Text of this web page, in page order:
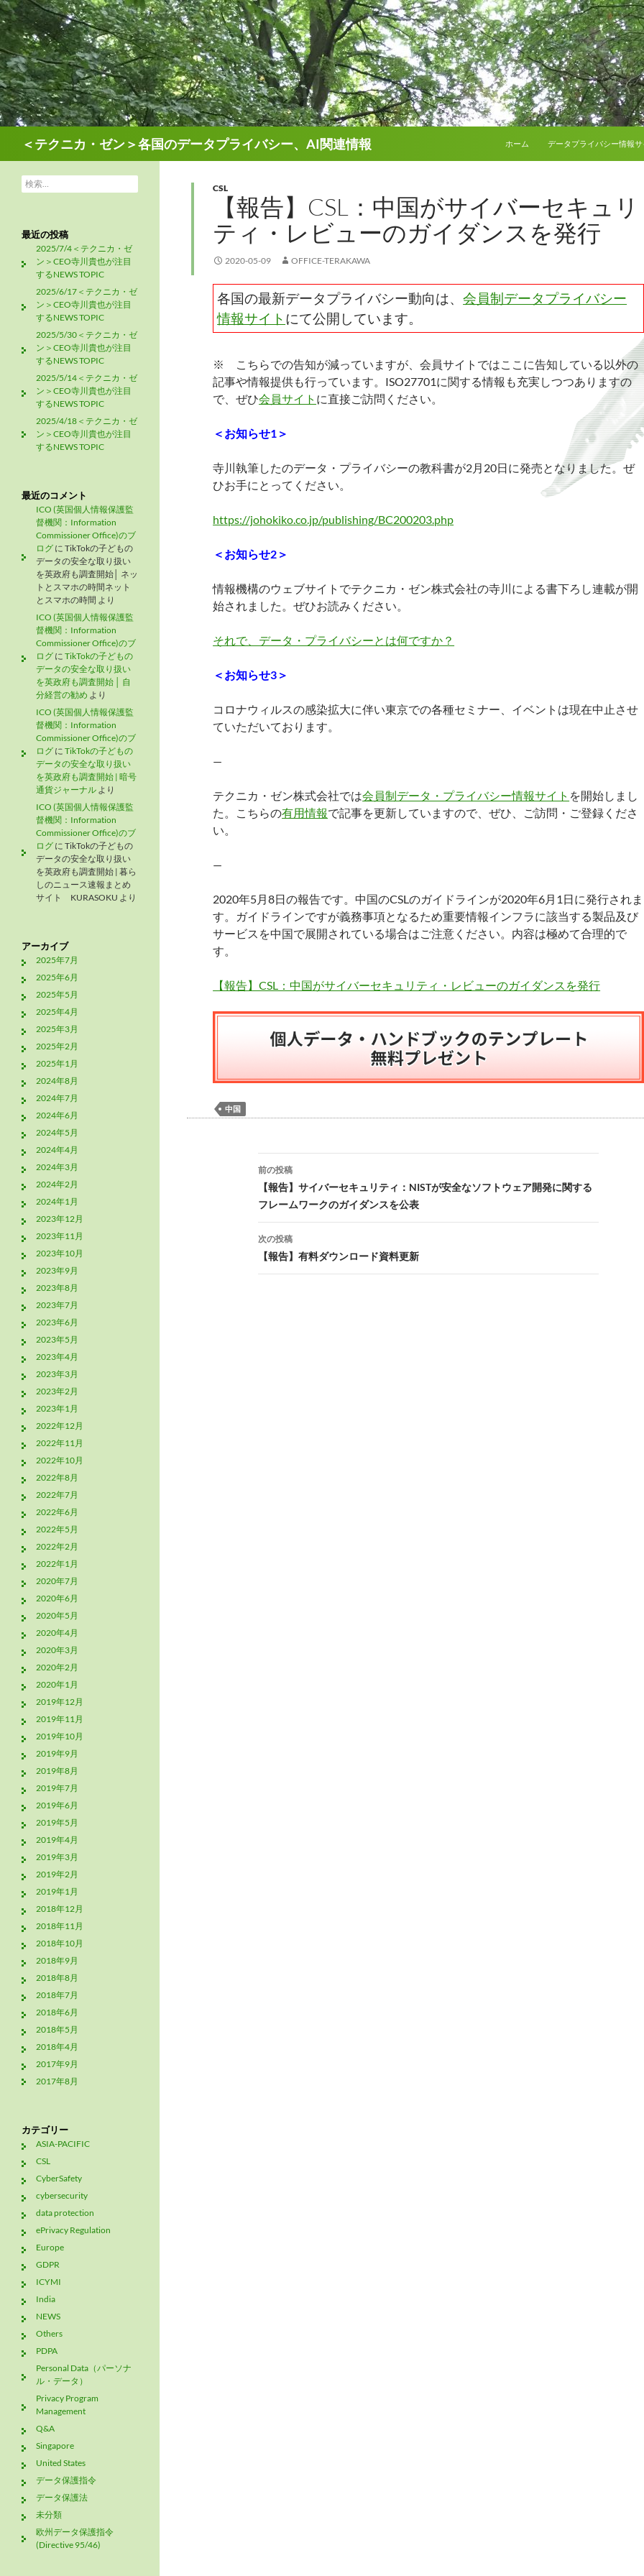
＜テクニカ・ゼン＞各国のデータプライバシー、AI関連情報
ホーム
データプライバシー情報
CSL
【報告】CSL：中国がサイバーセキュリ
ティ・レビューのガイダンスを発行
2020-05-09 OFFICE-TERAKAWA
各国の最新データプライバシー動向は、会員制データプライバシー
情報サイト にて公開しています。
※ こちらでの告知が減っていますが、会員サイトではここに告知している以外の
記事や情報提供も行っています。ISO27701に関する情報も充実しつつありますの
で、ぜひ会員サイト に直接ご訪問ください。
＜お知らせ1＞
寺川執筆したのデータ・プライバシーの教科書が2月20日に発売となりました。ぜ
ひお手にとってください。
https://johokiko.co.jp/publishing/BC200203.php
＜お知らせ2＞
情報機構のウェブサイトでテクニカ・ゼン株式会社の寺川による書下ろし連載が開
始されました。ぜひお読みください。
それで、データ・プライバシーとは何ですか？
＜お知らせ3 ＞
コロナウィルスの感染拡大に伴い東京での各種セミナー、イベントは現在中止させ
ていただいております。
—
テクニカ・ゼン株式会社では会員制データ・プライバシー情報サイト を開始しまし
た。こちらの有用情報で記事を更新していますので、ぜひ、ご訪問・ご登録くださ
い。
—
2020年5月8日の報告です。中国のCSLのガイドラインが2020年6月1日に発行されま
す。ガイドラインですが義務事項となるため重要情報インフラに該当する製品及び
サービスを中国で展開されている場合はご注意ください。内容は極めて合理的で
す。
【報告】CSL：中国がサイバーセキュリティ・レビューのガイダンスを発行
中国
投
稿
ナ
ビ
ゲ
前の投稿
【報告】サイバーセキュリティ：NISTが安全なソフトウェア開発に関する
フレームワークのガイダンスを公表
次の投稿
【報告】有料ダウンロード資料更新
検
索:
最近の投稿
2025/7/4＜テクニカ・ゼ
ン＞CEO寺川貴也が注目
するNEWS TOPIC
2025/6/17＜テクニカ・ゼ
ン＞CEO寺川貴也が注目
するNEWS TOPIC
2025/5/30＜テクニカ・ゼ
ン＞CEO寺川貴也が注目
するNEWS TOPIC
2025/5/14＜テクニカ・ゼ
ン＞CEO寺川貴也が注目
するNEWS TOPIC
2025/4/18＜テクニカ・ゼ
ン＞CEO寺川貴也が注目
するNEWS TOPIC
最近のコメント
ICO (英国個人情報保護監
督機関：Information
Commissioner Office)のブ
ログ に TikTokの子どもの
データの安全な取り扱い
を英政府も調査開始│ ネッ
トとスマホの時間ネット
とスマホの時間 より
ICO (英国個人情報保護監
督機関：Information
Commissioner Office)のブ
ログ に TikTokの子どもの
データの安全な取り扱い
を英政府も調査開始 │ 自
分経営の勧め より
ICO (英国個人情報保護監
督機関：Information
Commissioner Office)のブ
ログ に TikTokの子どもの
データの安全な取り扱い
を英政府も調査開始 | 暗号
通貨ジャーナル より
ICO (英国個人情報保護監
督機関：Information
Commissioner Office)のブ
ログ に TikTokの子どもの
データの安全な取り扱い
を英政府も調査開始 | 暮ら
しのニュース速報まとめ
サイト KURASOKU より
アーカイブ
2025年7月
2025年6月
2025年5月
2025年4月
2025年3月
2025年2月
2025年1月
2024年8月
2024年7月
2024年6月
2024年5月
2024年4月
2024年3月
2024年2月
2024年1月
2023年12月
2023年11月
2023年10月
2023年9月
2023年8月
2023年7月
2023年6月
2023年5月
2023年4月
2023年3月
2023年2月
2023年1月
2022年12月
2022年11月
2022年10月
2022年8月
2022年7月
2022年6月
2022年5月
2022年2月
2022年1月
2020年7月
2020年6月
2020年5月
2020年4月
2020年3月
2020年2月
2020年1月
2019年12月
2019年11月
2019年10月
2019年9月
2019年8月
2019年7月
2019年6月
2019年5月
2019年4月
2019年3月
2019年2月
2019年1月
2018年12月
2018年11月
2018年10月
2018年9月
2018年8月
2018年7月
2018年6月
2018年5月
2018年4月
2017年9月
2017年8月
カテゴリー
ASIA-PACIFIC
CSL
CyberSafety
cybersecurity
data protection
ePrivacy Regulation
Europe
GDPR
ICYMI
India
NEWS
Others
PDPA
Personal Data（パーソナ
ル・データ）
Privacy Program
Management
Q&A
Singapore
United States
データ保護指令
データ保護法
未分類
欧州データ保護指令
(Directive 95/46)